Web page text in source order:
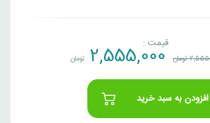
قیمت :
تومان 2,555,000 تومان
افزودن به سبد خرید